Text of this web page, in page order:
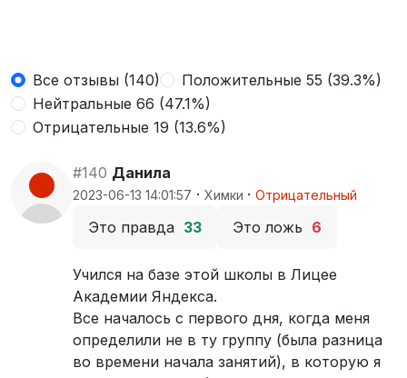
Все отзывы (140)
Положительные 55 (39.3%)
Нейтральные 66 (47.1%)
Отрицательные 19 (13.6%)
#140 Данила
2023-06-13 14:01:57 · Химки · Отрицательный
Это правда 33 Это ложь 6
Учился на базе этой школы в Лицее
Академии Яндекса.
Все началось с первого дня, когда меня
определили не в ту группу (была разница
во времени начала занятий), в которую я